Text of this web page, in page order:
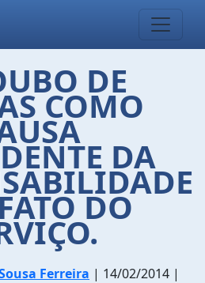
DE
COMO
DA
DO
Ferreira | 14/02/2014 |